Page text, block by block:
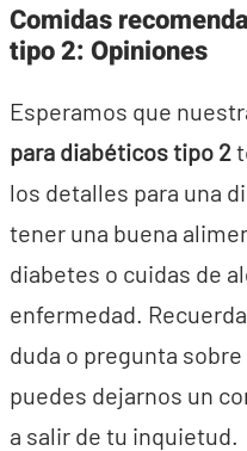
Comidas
tipo 2: Opiniones
Esperamos que
para diabéticos tipo 2
los detalles para una
tener una buena
diabetes o cuidas de
enfermedad.
duda o pregunta
puedes dejarnos un
a salir de tu inquietud.